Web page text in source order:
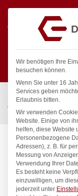
Start /
Wassertechnik
Wir benötigen Ihre
besuchen können.
Wenn Sie unter 16
Services geben
Erlaubnis bitten.
Wir verwenden
Website. Einige von
helfen, diese Website
Personenbezogene
Adressen), z. B. für
Messung von
Verwendung Ihrer
Es besteht keine
einzuwilligen, um
jederzeit unter